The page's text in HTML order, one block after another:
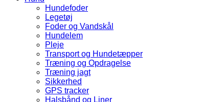
Hundefoder
Legetøj
Foder og Vandskål
Hundelem
Pleje
Transport og Hundetæpper
Træning og Opdragelse
Træning jagt
Sikkerhed
GPS tracker
Halsbånd og Liner